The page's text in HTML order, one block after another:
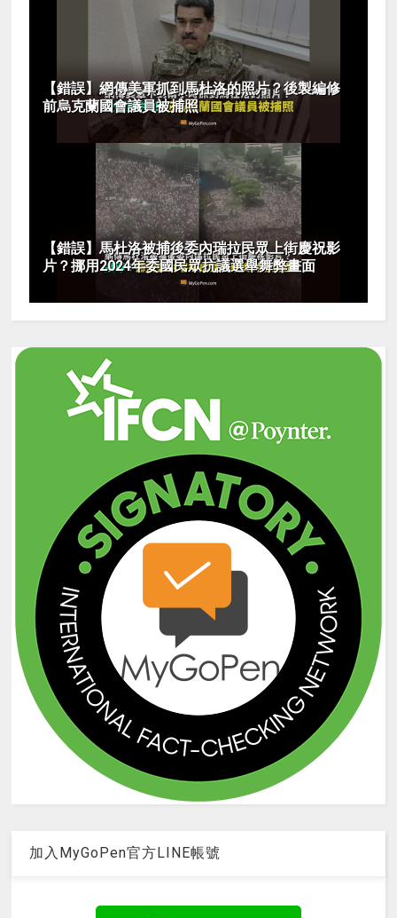
【錯誤】網傳美軍抓到馬杜洛的照片？後製編修
前烏克蘭國會議員被捕照
【錯誤】馬杜洛被捕後委內瑞拉民眾上街慶祝影
片？挪用2024年委國民眾抗議選舉舞弊畫面
加入MyGoPen官方LINE帳號